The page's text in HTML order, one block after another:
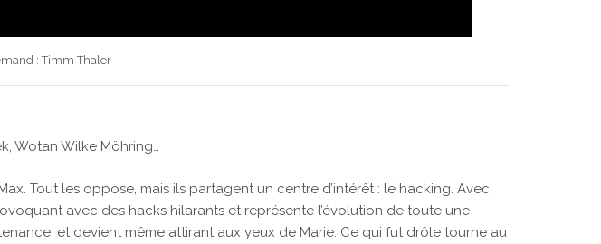
: Timm Thaler
Wotan Wilke Möhring…
Tout les oppose, mais ils partagent un centre d’intérêt : le hacking. Avec
avec des hacks hilarants et représente l’évolution de toute une
et devient même attirant aux yeux de Marie. Ce qui fut drôle tourne au